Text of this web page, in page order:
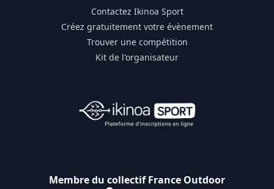
Contactez Ikinoa Sport
Créez gratuitement votre évènement
Trouver une compétition
Kit de l'organisateur
Membre du collectif France Outdoor